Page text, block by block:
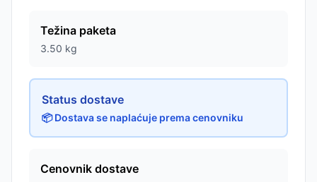
Težina paketa
3.50 kg
Status dostave
📦 Dostava se naplaćuje prema cenovniku
Cenovnik dostave